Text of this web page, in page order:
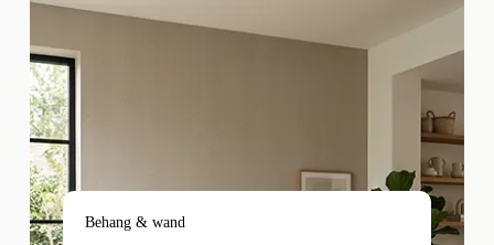
Behang & wand